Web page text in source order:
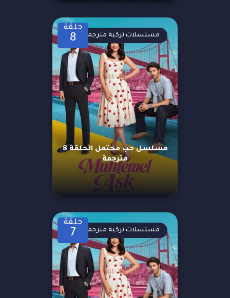
حلقة
8
مسلسل حب محتمل الحلقة 8
مترجمة
مسلسلات تركية مترجمة
حلقة
7 مسلسلات تركية مترجمة